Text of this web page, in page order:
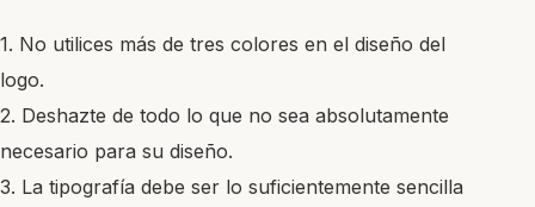
1. No utilices más de tres colores en el diseño del
logo.
2. Deshazte de todo lo que no sea absolutamente
necesario para su diseño.
3. La tipografía debe ser lo suficientemente sencilla